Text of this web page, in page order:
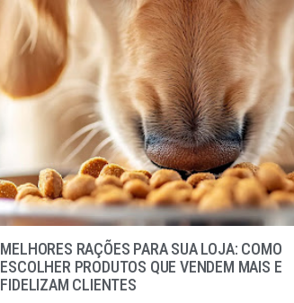
MELHORES RAÇÕES PARA SUA LOJA: COMO
ESCOLHER PRODUTOS QUE VENDEM MAIS E
FIDELIZAM CLIENTES